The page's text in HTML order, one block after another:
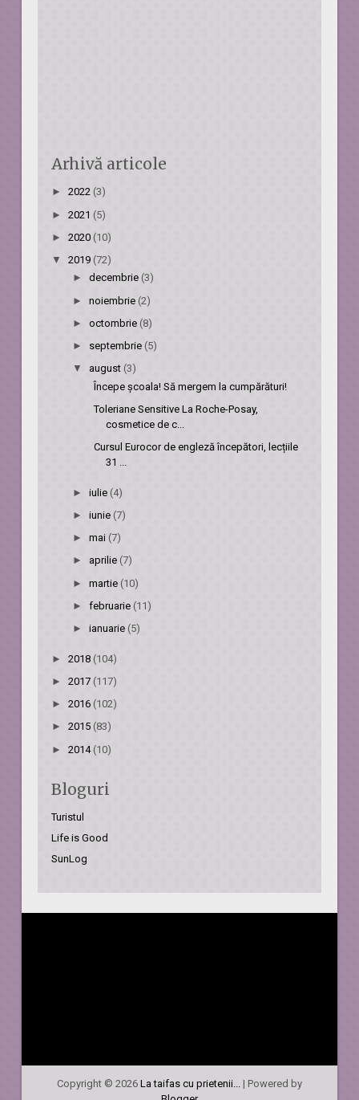
Arhivă articole
►2022 (3)
►2021(5)
►2020 (10)
▼2019 (72)
► decembrie (3)
► noiembrie (2)
► octombrie (8)
► septembrie (5)
▼ august (3)
Începe școala! Să mergem la cumpărături!
Toleriane Sensitive La Roche-Posay,
cosmetice de c...
Cursul Eurocor de engleză începători, lecțiile
31 ...
► iulie (4)
► iunie (7)
► mai (7)
► aprilie (7)
► martie (10)
► februarie (11)
► ianuarie (5)
►2018(104)
►2017(117)
►2016 (102)
►2015 (83)
►2014(10)
Bloguri
Turistul
Life is Good
SunLog
Copyright © 2026 La taifas cu prietenii...
| Powered by